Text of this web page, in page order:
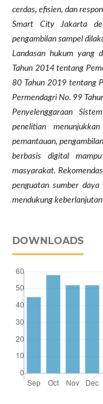
cerdas, efisien, dan
Smart City Jakarta
pengambilan sampel
Landasan hukum yang
Tahun 2014 tentang
80 Tahun 2019 tentang
Permendagri No. 99
Penyelenggaraan
penelitian
pemantauan,
berbasis digital
masyarakat.
penguatan sumber
mendukung
DOWNLOADS